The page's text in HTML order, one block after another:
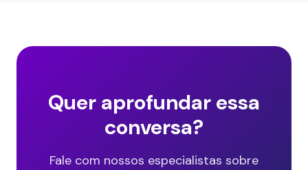
Quer aprofundar essa
conversa?
Fale com nossos especialistas sobre